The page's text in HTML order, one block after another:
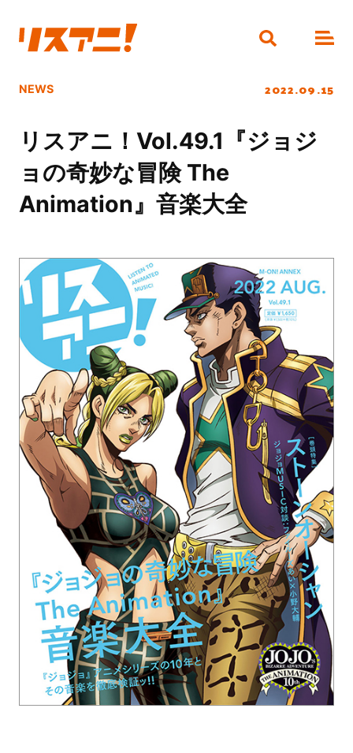
NEWS 2022.09.15
リスアニ！Vol.49.1『ジョジ
ョの奇妙な冒険 The
Animation』音楽大全